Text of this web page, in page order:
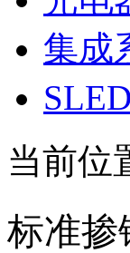
集成
当前位
标准掺